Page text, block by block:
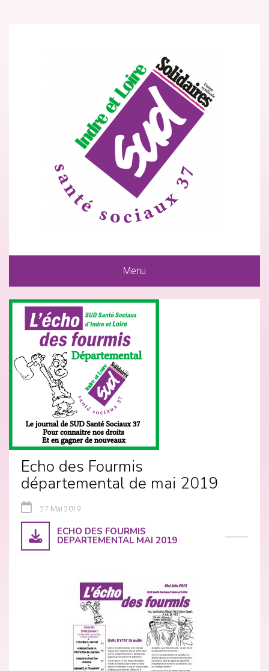
Menu
Echo des Fourmis
départemental de mai 2019
27 Mai 2019
ECHO DES FOURMIS
DEPARTEMENTAL MAI 2019